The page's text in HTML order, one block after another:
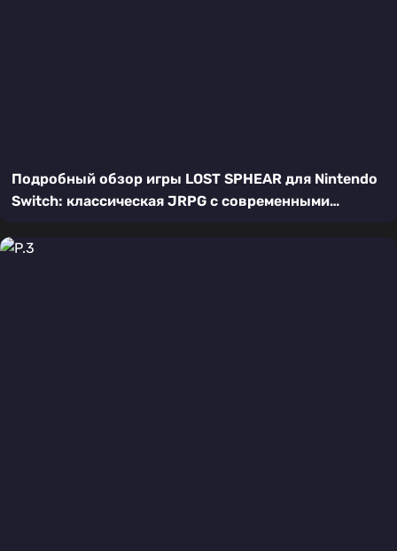
Подробный обзор игры LOST SPHEAR для Nintendo
Switch: классическая JRPG с современными